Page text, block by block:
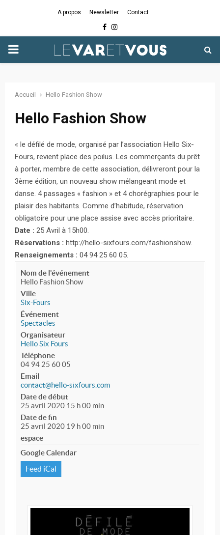
A propos Newsletter Contact
Facebook
Instagram
PRIMARY
Accueil Hello Fashion Show
Hello Fashion Show
« le défilé de mode, organisé par l’association Hello Six-
Fours, revient place des poilus. Les commerçants du prêt
à porter, membre de cette association, délivreront pour la
3ème édition, un nouveau show mélangeant mode et
danse. 4 passages « fashion » et 4 chorégraphies pour le
plaisir des habitants. Comme d’habitude, réservation
obligatoire pour une place assise avec accès prioritaire.
Date : 25 Avril à 15h00.
Réservations : http://hello-sixfours.com/fashionshow.
Renseignements : 04 94 25 60 05.
Nom de l'événement
Hello Fashion Show
Ville
Six-Fours
Événement
Spectacles
Organisateur
Hello Six Fours
Téléphone
04 94 25 60 05
Email
contact@hello-sixfours.com
Date de début
25 avril 2020 15 h 00 min
Date de fin
25 avril 2020 19 h 00 min
espace
Google Calendar
Feed iCal